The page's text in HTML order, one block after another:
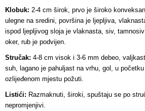
Klobuk: 2-4 cm širok, prvo je široko
ulegne na sredini, površina je ljepljiva,
ispod ljepljivog sloja je vlaknasta, siv,
oker, rub je podvijen.
Stručak: 4-8 cm visok i 3-6 mm debeo,
suh, lagano je pahuljast na vrhu, gol, u
ozlijeđenom mjestu požuti.
Listići: Razmaknuti, široki, spuštaju se po
nepromjenjivi.